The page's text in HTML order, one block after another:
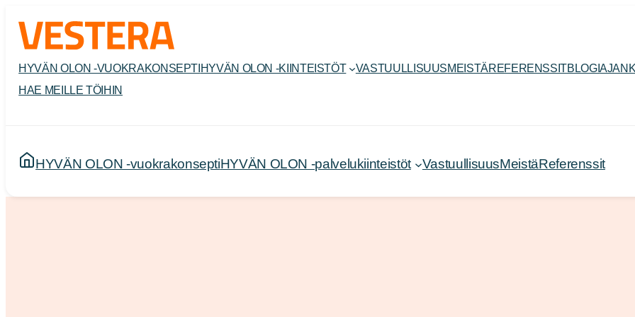
sisältöön
HYVÄN OLON -VUOKRAKONSEPTI HYVÄN OLON -KIINTEISTÖT VASTUULLISUUSMEISTÄREFERENSSITBLOGI
HAE MEILLE TÖIHIN
HYVÄN OLON -vuokrakonseptiHYVÄN OLON -palvelukiinteistöt VastuullisuusMeistäReferenssit